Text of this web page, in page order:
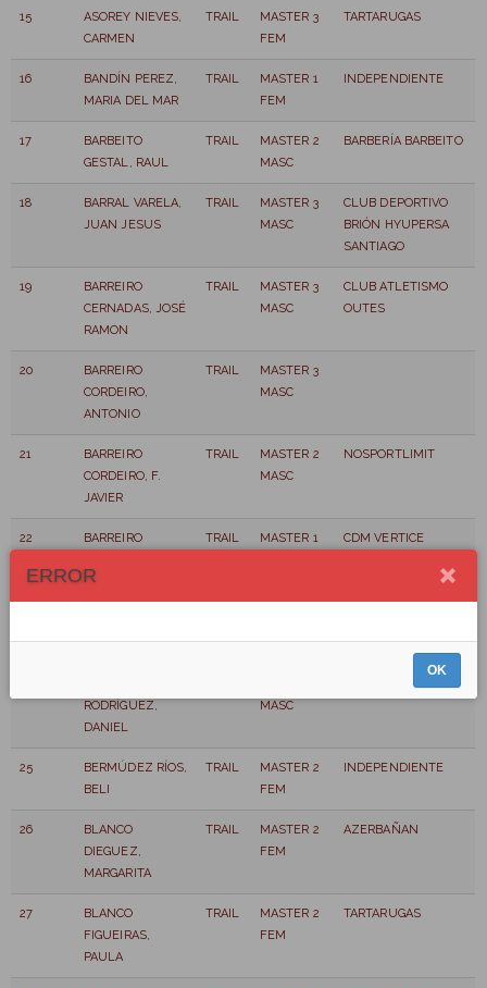
15
ASOREY NIEVES,
CARMEN
TRAIL
MASTER 3
FEM
TARTARUGAS
16
BANDÍN PEREZ,
MARIA DEL MAR
TRAIL
MASTER 1
FEM
INDEPENDIENTE
17
BARBEITO
GESTAL, RAUL
TRAIL
MASTER 2
MASC
BARBERÍA BARBEITO
18
BARRAL VARELA,
JUAN JESUS
TRAIL
MASTER 3
MASC
CLUB DEPORTIVO
BRIÓN HYUPERSA
SANTIAGO
19
BARREIRO
CERNADAS, JOSÉ
RAMON
TRAIL
MASTER 3
MASC
CLUB ATLETISMO
OUTES
20
BARREIRO
CORDEIRO,
ANTONIO
TRAIL
MASTER 3
MASC
21
BARREIRO
CORDEIRO, F.
JAVIER
TRAIL
MASTER 2
MASC
NOSPORTLIMIT
22
BARREIRO
RAMON
TRAIL
MASTER 1
CDM VERTICE
MASC
SANTIAGO
RODRÍGUEZ,
DANIEL
MASC
NOITEBRA FC
25
BERMÚDEZ RÍOS,
BELI
TRAIL
MASTER 2
FEM
INDEPENDIENTE
26
BLANCO
DIEGUEZ,
MARGARITA
TRAIL
MASTER 2
FEM
AZERBAÑAN
27
BLANCO
FIGUEIRAS,
PAULA
TRAIL
MASTER 2
FEM
TARTARUGAS
ERROR
OK